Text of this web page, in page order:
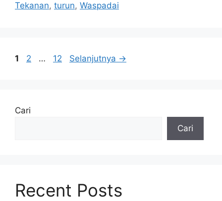
Tekanan, turun, Waspadai
Halaman
1 Halaman
2 … Halaman
12 Selanjutnya →
Cari
Cari
Recent Posts